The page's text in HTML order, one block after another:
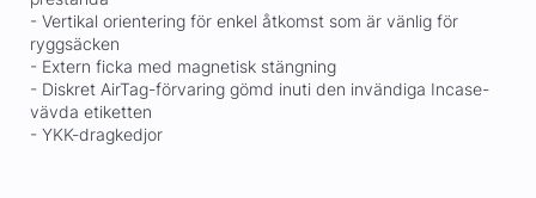
- Vertikal orientering för enkel åtkomst som är vänlig för
ryggsäcken
- Extern ficka med magnetisk stängning
- Diskret AirTag-förvaring gömd inuti den invändiga Incase-
vävda etiketten
- YKK-dragkedjor